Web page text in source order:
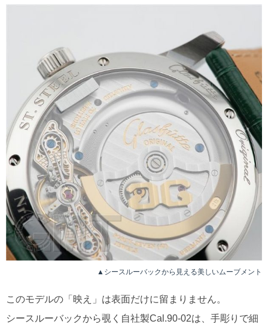
▲シースルーバックから見える美しいムーブメント
このモデルの「映え」は表面だけに留まりません。
シースルーバックから覗く自社製Cal.90-02は、手彫りで細